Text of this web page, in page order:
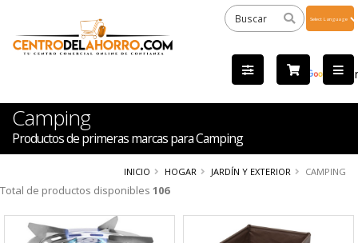
by
Camping
Productos de primeras marcas para Camping
INICIO HOGAR JARDÍN Y EXTERIOR CAMPING
Total de productos disponibles 106